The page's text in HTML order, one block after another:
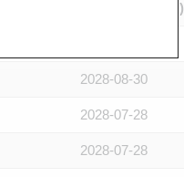
到期日 (年-月-日)
2028-08-30
2028-07-28
2028-07-28